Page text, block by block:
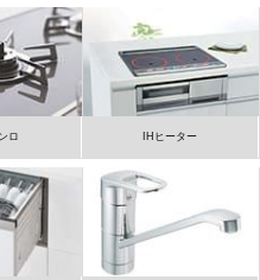
ロ IHヒーター